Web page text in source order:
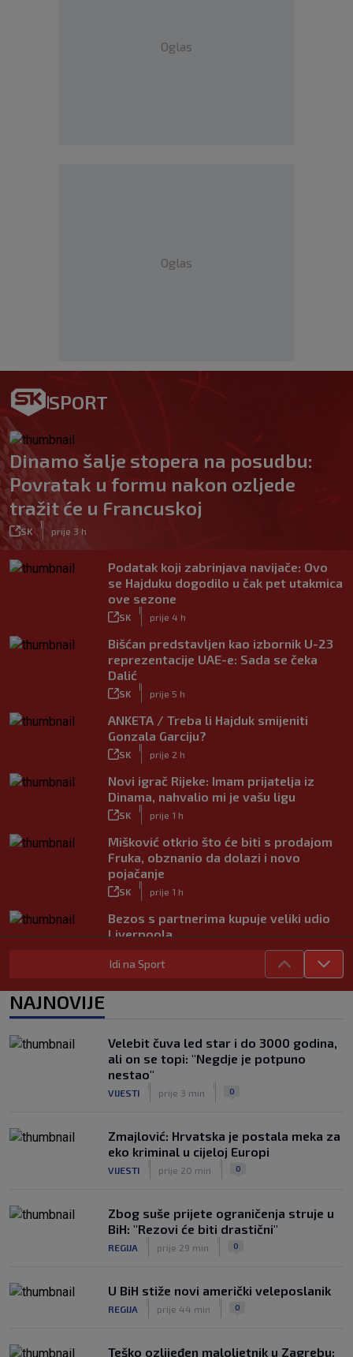
Oglas
Oglas
SPORT
Dinamo šalje stopera na posudbu:
Povratak u formu nakon ozljede
tražit će u Francuskoj
SK prije 3 h
Podatak koji zabrinjava navijače: Ovo
se Hajduku dogodilo u čak pet utakmica
ove sezone
SK prije 4 h
Bišćan predstavljen kao izbornik U-23
reprezentacije UAE-e: Sada se čeka
Dalić
SK prije 5 h
ANKETA / Treba li Hajduk smijeniti
Gonzala Garciju?
SK prije 2 h
Novi igrač Rijeke: Imam prijatelja iz
Dinama, nahvalio mi je vašu ligu
SK prije 1 h
Mišković otkrio što će biti s prodajom
Fruka, obznanio da dolazi i novo
pojačanje
SK prije 1 h
Bezos s partnerima kupuje veliki udio
Liverpoola
Počelo Europsko prvenstvo u plivanju,
Hribar prva rezerva na 50m leptir
Pratite uz SK: Branitelj naslova u
Kanadi se osjeća sjajno, izborio je novo
četvrtfinale
SK prije 4 h
Idi na Sport
NAJNOVIJE
Velebit čuva led star i do 3000 godina,
ali on se topi: "Negdje je potpuno
nestao"
VIJESTI prije 3 min 0
Zmajlović: Hrvatska je postala meka za
eko kriminal u cijeloj Europi
VIJESTI prije 20 min 0
Zbog suše prijete ograničenja struje u
BiH: "Rezovi će biti drastični"
REGIJA prije 29 min 0
U BiH stiže novi američki veleposlanik
REGIJA prije 44 min 0
Teško ozlijeđen maloljetnik u Zagrebu: